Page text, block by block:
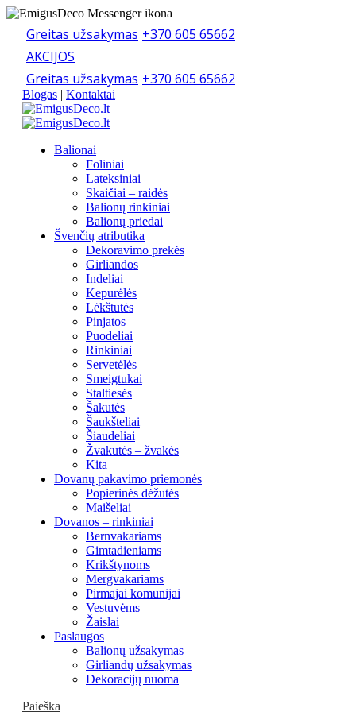
Greitas užsakymas +370 605 65662
AKCIJOS
Greitas užsakymas +370 605 65662
Blogas | Kontaktai
Balionai
Foliniai
Lateksiniai
Skaičiai – raidės
Balionų rinkiniai
Balionų priedai
Švenčių atributika
Dekoravimo prekės
Girliandos
Indeliai
Kepurėlės
Lėkštutės
Pinjatos
Puodeliai
Rinkiniai
Servetėlės
Smeigtukai
Staltiesės
Šakutės
Šaukšteliai
Šiaudeliai
Žvakutės – žvakės
Kita
Dovanų pakavimo priemonės
Popierinės dėžutės
Maišeliai
Dovanos – rinkiniai
Bernvakariams
Gimtadieniams
Krikštynoms
Mergvakariams
Pirmajai komunijai
Vestuvėms
Žaislai
Paslaugos
Balionų užsakymas
Girliandų užsakymas
Dekoracijų nuoma
Paieška